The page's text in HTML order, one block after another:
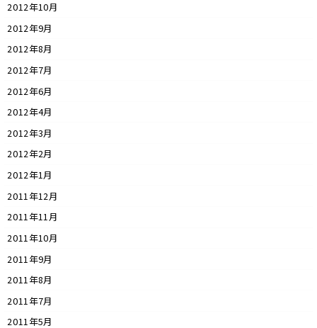
2012年10月
2012年9月
2012年8月
2012年7月
2012年6月
2012年4月
2012年3月
2012年2月
2012年1月
2011年12月
2011年11月
2011年10月
2011年9月
2011年8月
2011年7月
2011年5月